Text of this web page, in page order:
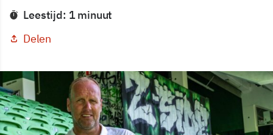
Leestijd: 1 minuut
Delen